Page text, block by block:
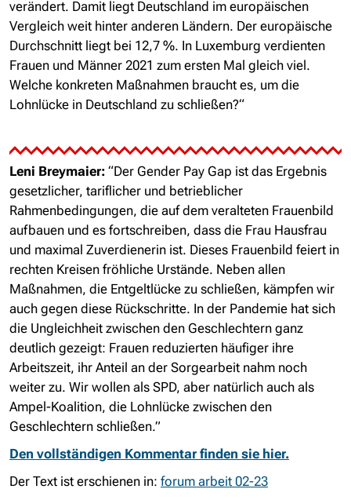
verändert. Damit liegt Deutschland im europäischen
Vergleich weit hinter anderen Ländern. Der europäische
Durchschnitt liegt bei 12,7 %. In Luxemburg verdienten
Frauen und Männer 2021 zum ersten Mal gleich viel.
Welche konkreten Maßnahmen braucht es, um die
Lohnlücke in Deutschland zu schließen?“
Leni Breymaier: “Der Gender Pay Gap ist das Ergebnis
gesetzlicher, tariflicher und betrieblicher
Rahmenbedingungen, die auf dem veralteten Frauenbild
aufbauen und es fortschreiben, dass die Frau Hausfrau
und maximal Zuverdienerin ist. Dieses Frauenbild feiert in
rechten Kreisen fröhliche Urstände. Neben allen
Maßnahmen, die Entgeltlücke zu schließen, kämpfen wir
auch gegen diese Rückschritte. In der Pandemie hat sich
die Ungleichheit zwischen den Geschlechtern ganz
deutlich gezeigt: Frauen reduzierten häufiger ihre
Arbeitszeit, ihr Anteil an der Sorgearbeit nahm noch
weiter zu. Wir wollen als SPD, aber natürlich auch als
Ampel-Koalition, die Lohnlücke zwischen den
Geschlechtern schließen.”
Den vollständigen Kommentar finden sie hier.
Der Text ist erschienen in: forum arbeit 02-23